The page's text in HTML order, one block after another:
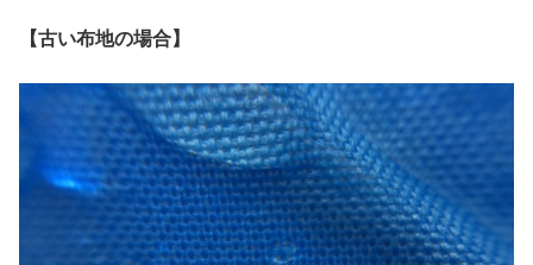
【古い布地の場合】